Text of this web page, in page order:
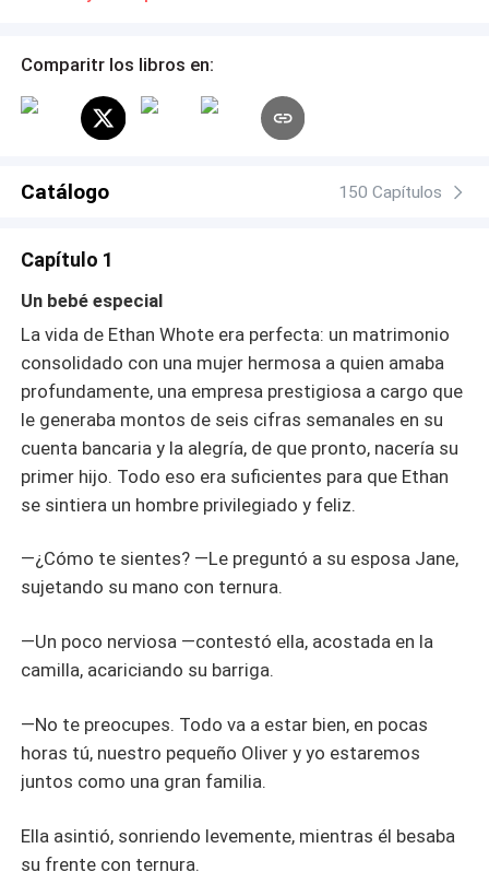
convirtiendo sus vidas en un caos emocional, donde
tendrá que luchar contra sus propios sentimientos y
Jazmín, deberá evitar a toda costa dejarse llevar por lo
Comparitr los libros en:
Catálogo 150 Capítulos
Capítulo 1
Un bebé especial
La vida de Ethan Whote era perfecta: un matrimonio
consolidado con una mujer hermosa a quien amaba
profundamente, una empresa prestigiosa a cargo que
le generaba montos de seis cifras semanales en su
cuenta bancaria y la alegría, de que pronto, nacería su
primer hijo. Todo eso era suficientes para que Ethan
se sintiera un hombre privilegiado y feliz.
—¿Cómo te sientes? —Le preguntó a su esposa Jane,
sujetando su mano con ternura.
—Un poco nerviosa —contestó ella, acostada en la
camilla, acariciando su barriga.
—No te preocupes. Todo va a estar bien, en pocas
horas tú, nuestro pequeño Oliver y yo estaremos
juntos como una gran familia.
Ella asintió, sonriendo levemente, mientras él besaba
su frente con ternura.